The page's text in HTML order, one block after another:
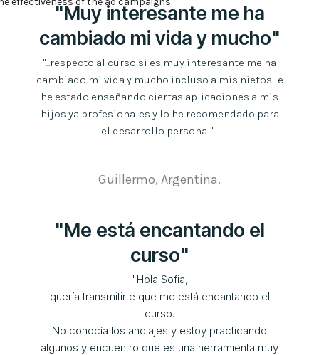
"Muy interesante me ha
cambiado mi vida y mucho"
"...respecto al curso si es muy interesante me ha
cambiado mi vida y mucho incluso a mis nietos le
he estado enseñando ciertas aplicaciones a mis
hijos ya profesionales y lo he recomendado para
el desarrollo personal"
Guillermo, Argentina.
"Me está encantando el
curso"
"Hola Sofia,
quería transmitirte que me está encantando el
curso.
No conocía los anclajes y estoy practicando
algunos y encuentro que es una herramienta muy